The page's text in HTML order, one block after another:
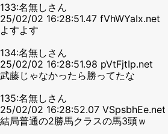
133:名無しさん
25/02/02 16:28:51.47 fVhWYaIx.net
よすよす
134:名無しさん
25/02/02 16:28:51.98 pVtFjtIp.net
武藤じゃなかったら勝ってたな
135:名無しさん
25/02/02 16:28:52.07 VSpsbhEe.net
結局普通の2勝馬クラスの馬3頭ｗ